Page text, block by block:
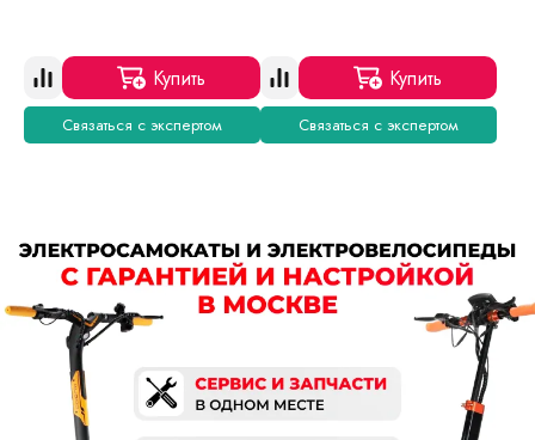
Купить
Связаться с экспертом
Купить
Связаться с экспертом